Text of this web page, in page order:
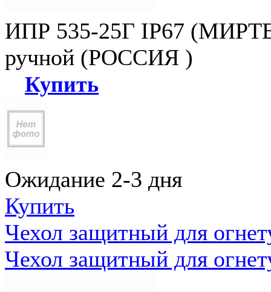
ИПР 535-25Г IP67
ручной (РОССИЯ )
Купить
Ожидание 2-3 дня
Купить
Чехол защитный для
Чехол защитный для